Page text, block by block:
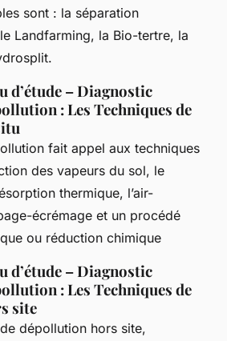
sont : la séparation
Landfarming, la Bio-tertre, la
d’étude – Diagnostic
: Les Techniques de
fait appel aux techniques
des vapeurs du sol, le
thermique, l’air-
écrémage et un procédé
ou réduction chimique
d’étude – Diagnostic
: Les Techniques de
site
dépollution hors site,